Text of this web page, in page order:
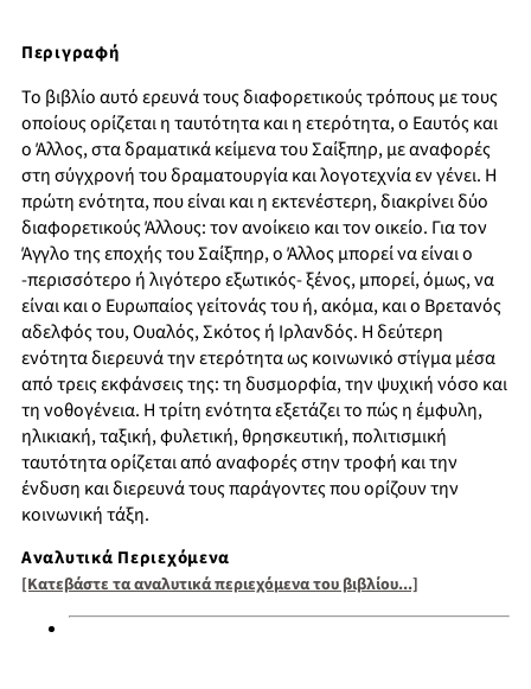
Περιγραφή
Το βιβλίο αυτό ερευνά τους διαφορετικούς τρόπους με τους
οποίους ορίζεται η ταυτότητα και η ετερότητα, ο Εαυτός και
ο Άλλος, στα δραματικά κείμενα του Σαίξπηρ, με αναφορές
στη σύγχρονή του δραματουργία και λογοτεχνία εν γένει. Η
πρώτη ενότητα, που είναι και η εκτενέστερη, διακρίνει δύο
διαφορετικούς Άλλους: τον ανοίκειο και τον οικείο. Για τον
Άγγλο της εποχής του Σαίξπηρ, ο Άλλος μπορεί να είναι ο
-περισσότερο ή λιγότερο εξωτικός- ξένος, μπορεί, όμως, να
είναι και ο Ευρωπαίος γείτονάς του ή, ακόμα, και ο Βρετανός
αδελφός του, Ουαλός, Σκότος ή Ιρλανδός. Η δεύτερη
ενότητα διερευνά την ετερότητα ως κοινωνικό στίγμα μέσα
από τρεις εκφάνσεις της: τη δυσμορφία, την ψυχική νόσο και
τη νοθογένεια. Η τρίτη ενότητα εξετάζει το πώς η έμφυλη,
ηλικιακή, ταξική, φυλετική, θρησκευτική, πολιτισμική
ταυτότητα ορίζεται από αναφορές στην τροφή και την
ένδυση και διερευνά τους παράγοντες που ορίζουν την
κοινωνική τάξη.
Αναλυτικά Περιεχόμενα
[Κατεβάστε τα αναλυτικά περιεχόμενα του βιβλίου...]